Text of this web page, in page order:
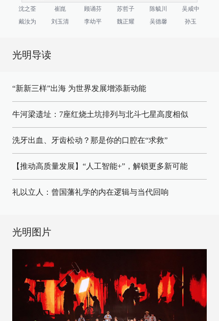
沈之荃 崔崑 顾诵芬 苏哲子 陈毓川
吴咸中
戴汝为
刘玉清 李幼平 魏正耀 吴德馨 孙玉
光明导读
“新新三样”出海 为世界发展增添新动能
牛河梁遗址：7座红烧土坑排列与北斗七星高度相似
洗牙出血、牙齿松动？那是你的口腔在“求救”
【推动高质量发展】“人工智能+”，解锁更多新可能
礼以立人：曾国藩礼学的内在逻辑与当代回响
光明图片